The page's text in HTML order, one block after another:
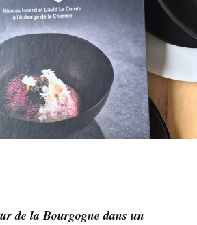
de la Bourgogne dans un